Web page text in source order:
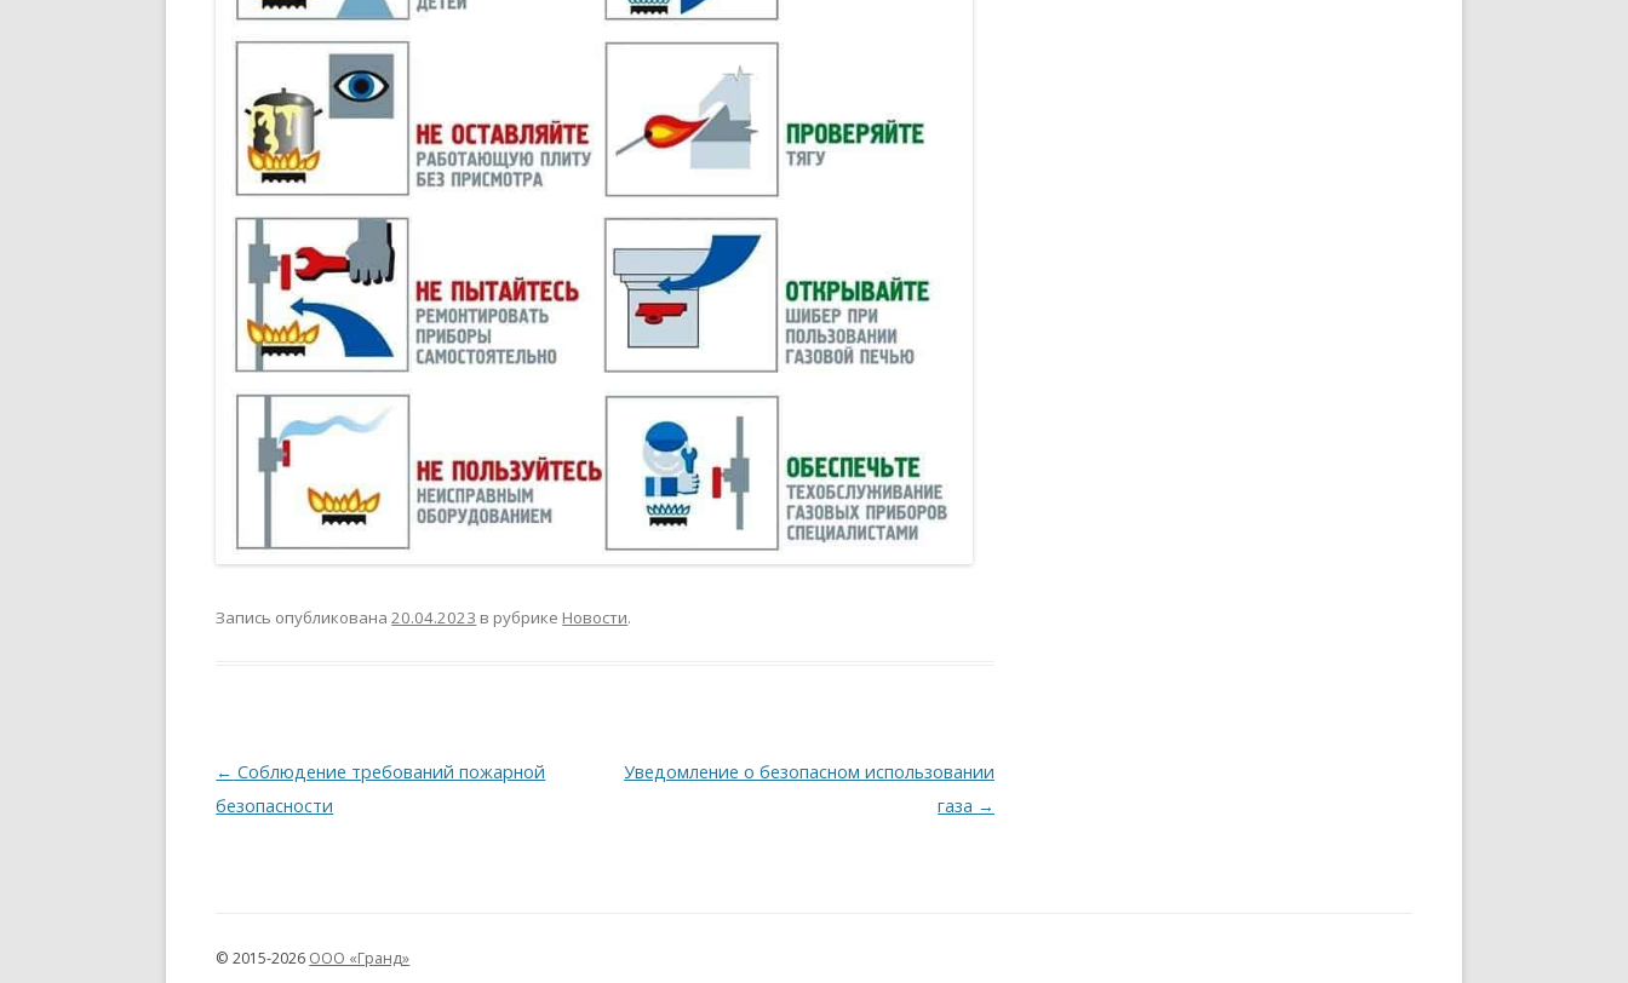
Запись опубликована20.04.2023 в рубрике Новости.
Навигация
по
← Соблюдение требований пожарной
безопасности
Уведомление о безопасном использовании
газа →
© 2015-2026 ООО «Гранд»